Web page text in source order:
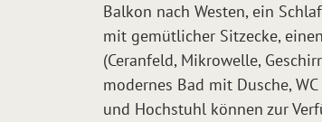
Balkon nach Westen, ein
mit gemütlicher Sitzecke,
(Ceranfeld, Mikrowelle,
modernes Bad mit Dusche,
und Hochstuhl können zur